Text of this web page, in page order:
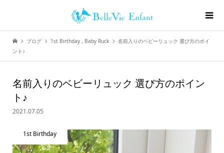
ブログ 1st Birthday , Baby Ruck
名前入りのベビーリュック 選び方のポイ
ント♪
名前入りのベビーリュック 選び方のポイン
ト♪
2021.07.05
1st Birthday